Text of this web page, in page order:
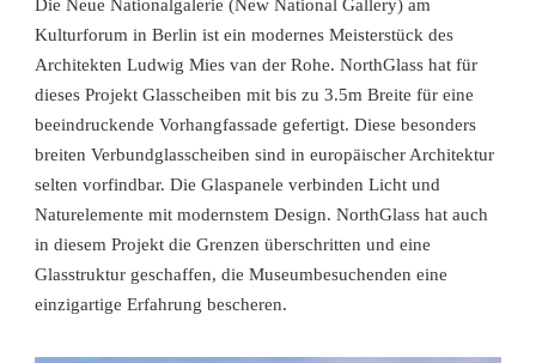
Kulturforum in Berlin ist ein modernes Meisterstück des
Architekten Ludwig Mies van der Rohe. NorthGlass hat für
dieses Projekt Glasscheiben mit bis zu 3.5m Breite für eine
beeindruckende Vorhangfassade gefertigt. Diese besonders
breiten Verbundglasscheiben sind in europäischer Architektur
selten vorfindbar. Die Glaspanele verbinden Licht und
Naturelemente mit modernstem Design. NorthGlass hat auch
in diesem Projekt die Grenzen überschritten und eine
Glasstruktur geschaffen, die Museumbesuchenden eine
einzigartige Erfahrung bescheren.